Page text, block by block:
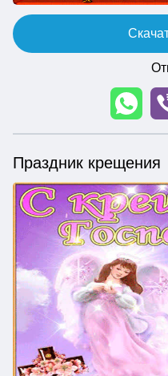
Праздник крещения